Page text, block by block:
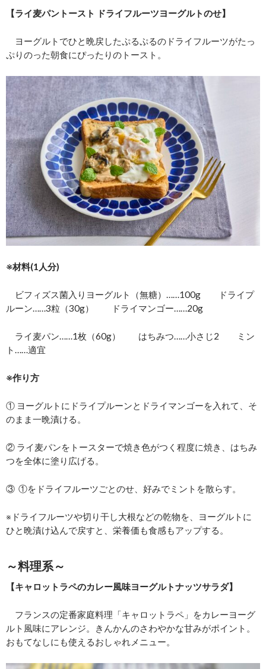
【ライ麦パントースト ドライフルーツヨーグルトのせ】
ヨーグルトでひと晩戻したぷるぷるのドライフルーツがたっ
ぷりのった朝食にぴったりのトースト。
※材料(1人分)
ビフィズス菌入りヨーグルト（無糖）……100g ドライプ
ルーン……3粒（30g） ドライマンゴー……20g
ライ麦パン……1枚（60g） はちみつ……小さじ2 ミン
ト……適宜
※作り方
① ヨーグルトにドライプルーンとドライマンゴーを入れて、そ
のまま一晩漬ける。
② ライ麦パンをトースターで焼き色がつく程度に焼き、はちみ
つを全体に塗り広げる。
③ ①をドライフルーツごとのせ、好みでミントを散らす。
※ドライフルーツや切り干し大根などの乾物を、ヨーグルトに
ひと晩漬け込んで戻すと、栄養価も食感もアップする。
～料理系～
【キャロットラペのカレー風味ヨーグルトナッツサラダ】
フランスの定番家庭料理「キャロットラペ」をカレーヨーグ
ルト風味にアレンジ。きんかんのさわやかな甘みがポイント。
おもてなしにも使えるおしゃれメニュー。